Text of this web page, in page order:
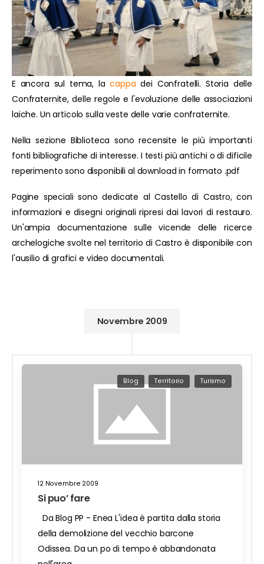
E ancora sul tema, lacappa dei Confratelli. Storia delle
Confraternite, delle regole e l'evoluzione delle associazioni
laiche. Un articolo sulla veste delle varie confraternite.
Nella sezione Biblioteca sono recensite le più importanti
fonti bibliografiche di interesse. I testi più antichi o di dificile
reperimento sono disponibili al download in formato .pdf
Pagine speciali sono dedicate al Castello di Castro, con
informazioni e disegni originali ripresi dai lavori di restauro.
Un'ampia documentazione sulle vicende delle ricerce
archelogiche svolte nel territorio di Castro è disponibile con
l'ausilio di grafici e video documentali.
Novembre 2009
12 Novembre 2009
Blog Territorio Turismo
Si puo’ fare
Da Blog PP - Enea L'idea è partita dalla storia
della demolizione del vecchio barcone
Odissea. Da un po di tempo è abbandonata